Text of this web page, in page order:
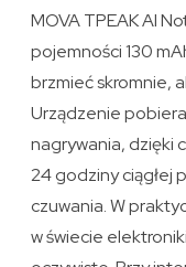
MOVA TPEAK AI
pojemności 130
brzmieć skromnie,
Urządzenie
nagrywania, dzięki
24 godziny ciągłej
czuwania. W
w świecie